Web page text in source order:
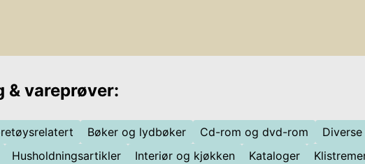
& vareprøver:
Bøker og lydbøker Cd-rom og dvd-rom Diverse
Husholdningsartikler Interiør og kjøkken Kataloger